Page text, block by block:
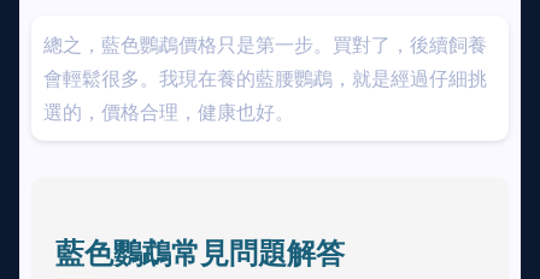
總之，藍色鸚鵡價格只是第一步。買對了，後續飼養
會輕鬆很多。我現在養的藍腰鸚鵡，就是經過仔細挑
選的，價格合理，健康也好。
藍色鸚鵡常見問題解答